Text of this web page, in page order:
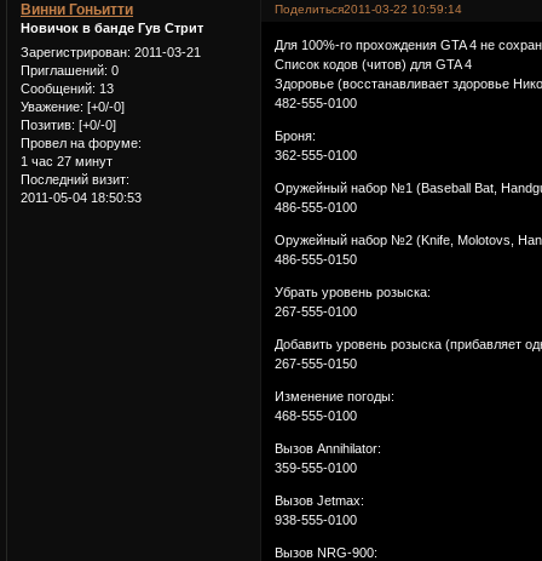
Поделиться2011-03-22 10:59:14
Винни Гоньитти
Новичок в банде Гув Стрит
Зарегистрирован: 2011-03-21
Приглашений: 0
Сообщений: 13
Уважение: [+0/-0]
Позитив: [+0/-0]
Провел на форуме:
1 час 27 минут
Последний визит:
2011-05-04 18:50:53
Для 100%-го прохождения GTA 4 не
Список кодов (читов) для GTA 4
Здоровье (восстанавливает здоровье
482-555-0100
Броня:
362-555-0100
Оружейный набор №1 (Baseball Bat,
486-555-0100
Оружейный набор №2 (Knife, Molotovs,
486-555-0150
Убрать уровень розыска:
267-555-0100
Добавить уровень розыска (прибавляет
267-555-0150
Изменение погоды:
468-555-0100
Вызов Annihilator:
359-555-0100
Вызов Jetmax:
938-555-0100
Вызов NRG-900: